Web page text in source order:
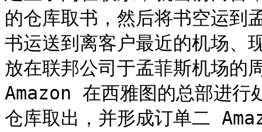
的仓库取书，然后将书空运到
书运送到离客户最近的机场
放在联邦公司于孟菲斯机场的
Amazon 在西雅图的总部进行
仓库取出，并形成订单二